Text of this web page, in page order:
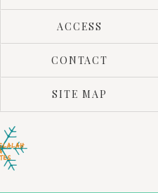
ACCESS
CONTACT
SITE MAP